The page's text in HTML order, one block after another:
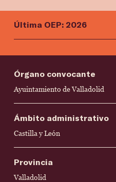
Última OEP: 2026
Órgano convocante
Ayuintamiento de Valladolid
Ámbito administrativo
Castilla y León
Provincia
Valladolid